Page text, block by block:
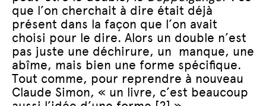
que l’on cherchait à dire était déjà
présent dans la façon que l’on avait
choisi pour le dire. Alors un double n’est
pas juste une déchirure, un manque, une
abîme, mais bien une forme spécifique.
Tout comme, pour reprendre à nouveau
Claude Simon, « un livre, c’est beaucoup